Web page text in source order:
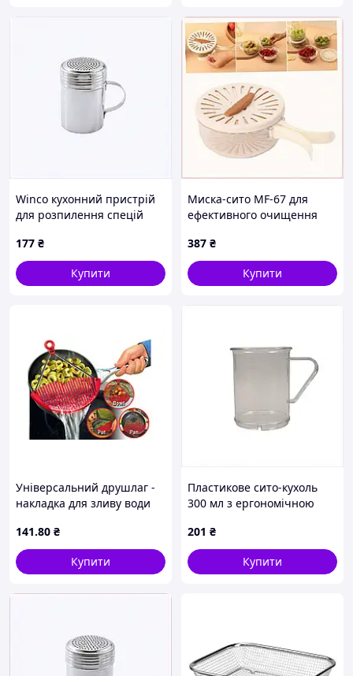
Winco кухонний пристрій
для розпилення спецій
177 ₴
Купити
Миска-сито MF-67 для
ефективного очищення
387 ₴
Купити
Універсальний друшлаг -
накладка для зливу води
| сито | ситечко
141.80 ₴
Купити
Пластикове сито-кухоль
300 мл з ергономічною
201 ₴
Купити